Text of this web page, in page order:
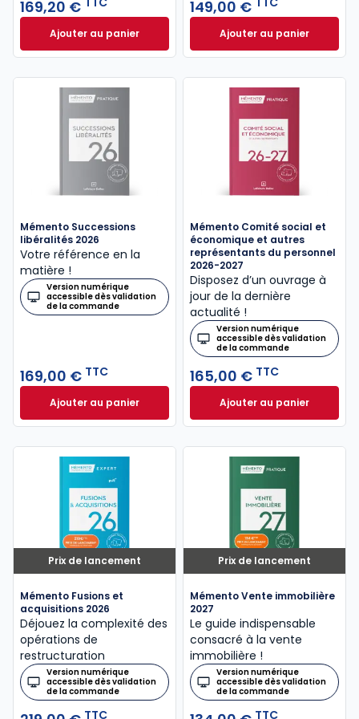
169,20 €
Ajouter au panierMémento Paie 2026 - 100% numérique à 169,20 €
149,00 €
Ajouter au panier
Mémento
Mémento Successions
libéralités 2026
Votre référence en la
matière !
Version numérique
accessible dès validation
de la commande
169,00 € TTC
Ajouter au panierMémento Successions libéralités 2026 à 169,00 €
Mémento Comité social et
économique et autres
représentants du personnel
2026-2027
Disposez d’un ouvrage à
jour de la dernière
actualité !
Version numérique
accessible dès validation
de la commande
165,00 € TTC
Ajouter au panierMémento Comité
Prix de lancement
Mémento Fusions et
acquisitions 2026
Déjouez la complexité des
opérations de
restructuration
Version numérique
accessible dès validation
de la commande
TTC
Prix de lancement
Mémento Vente immobilière
2027
Le guide indispensable
consacré à la vente
immobilière !
Version numérique
accessible dès validation
de la commande
TTC